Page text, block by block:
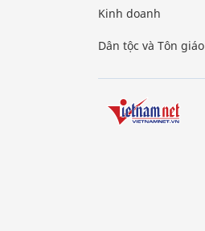
Kinh doanh
Dân tộc và Tôn giáo